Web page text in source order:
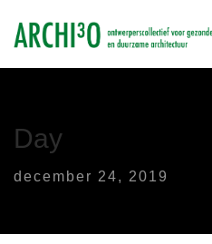
Day
december 24, 2019